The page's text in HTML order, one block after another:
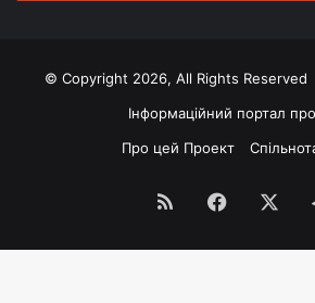
© Copyright 2026, All Rights Reserved
Інформаційний портал
Про цей Проект
RSS